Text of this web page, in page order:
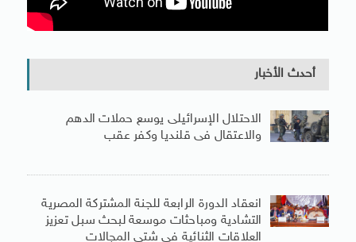
أحدث الأخبار
الاحتلال الإسرائيلى يوسع حملات الدهم
والاعتقال فى قلنديا وكفر عقب
انعقاد الدورة الرابعة للجنة المشتركة المصرية
التشادية ومباحثات موسعة لبحث سبل تعزيز
العلاقات الثنائية فى شتى المجالات